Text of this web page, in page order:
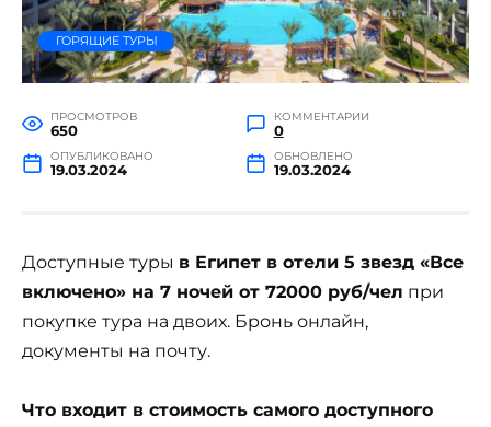
ГОРЯЩИЕ ТУРЫ
ПРОСМОТРОВ
650
КОММЕНТАРИИ
0
ОПУБЛИКОВАНО
19.03.2024
ОБНОВЛЕНО
19.03.2024
Доступные туры в Египет в отели 5 звезд «Все
включено» на 7 ночей от 72000 руб/чел при
покупке тура на двоих. Бронь онлайн,
документы на почту.
Что входит в стоимость самого доступного